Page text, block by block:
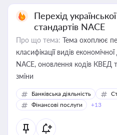
Перехід
стандартів NACE
Про що тема: Тема охоплює
класифікації видів
NACE, оновлення кодів КВЕД
зміни
Банківська діяльність
Фінансові послуги
+13